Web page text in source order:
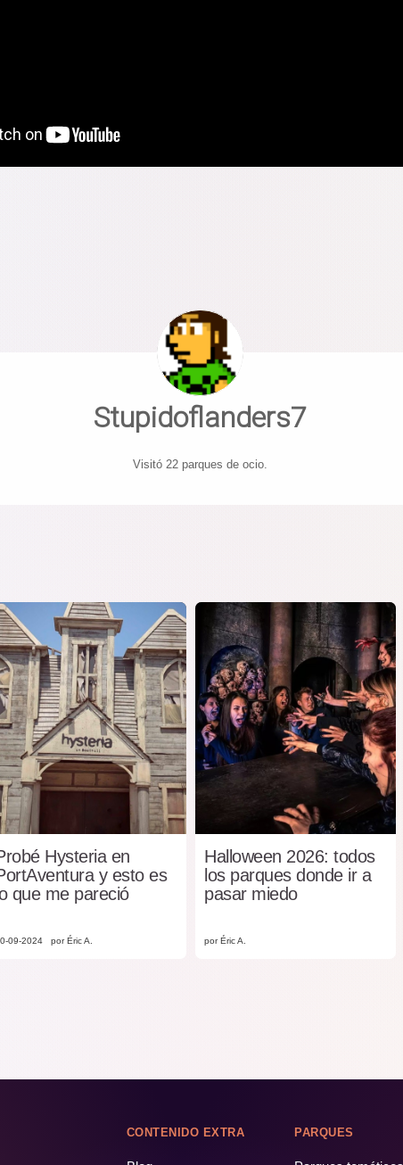
Stupidoflanders7
Visitó 22 parques de ocio.
Hysteria en
y esto es
que me pareció
09-2024 por Éric A.
Halloween 2026: todos
los parques donde ir a
pasar miedo
por Éric A.
CONTENIDO EXTRA PARQUES